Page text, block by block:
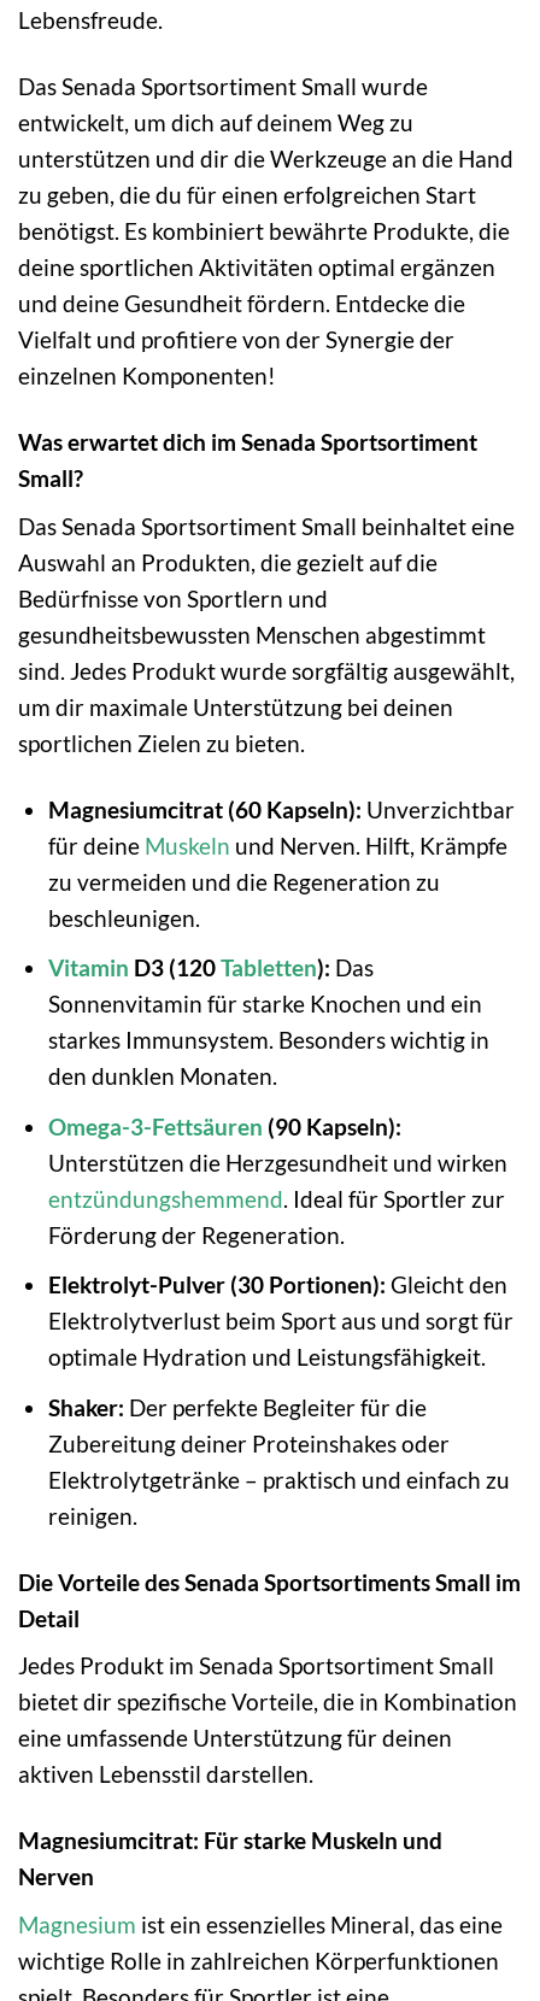
Lebensfreude.
Das Senada Sportsortiment Small wurde
entwickelt, um dich auf deinem Weg zu
unterstützen und dir die Werkzeuge an die Hand
zu geben, die du für einen erfolgreichen Start
benötigst. Es kombiniert bewährte Produkte, die
deine sportlichen Aktivitäten optimal ergänzen
und deine Gesundheit fördern. Entdecke die
Vielfalt und profitiere von der Synergie der
einzelnen Komponenten!
Was erwartet dich im Senada Sportsortiment
Small?
Das Senada Sportsortiment Small beinhaltet eine
Auswahl an Produkten, die gezielt auf die
Bedürfnisse von Sportlern und
gesundheitsbewussten Menschen abgestimmt
sind. Jedes Produkt wurde sorgfältig ausgewählt,
um dir maximale Unterstützung bei deinen
sportlichen Zielen zu bieten.
Magnesiumcitrat (60 Kapseln): Unverzichtbar
für deine Muskeln und Nerven. Hilft, Krämpfe
zu vermeiden und die Regeneration zu
beschleunigen.
Vitamin D3 (120Tabletten): Das
Sonnenvitamin für starke Knochen und ein
starkes Immunsystem. Besonders wichtig in
den dunklen Monaten.
Omega-3-Fettsäuren (90 Kapseln):
Unterstützen die Herzgesundheit und wirken
entzündungshemmend . Ideal für Sportler zur
Förderung der Regeneration.
Elektrolyt-Pulver (30 Portionen): Gleicht den
Elektrolytverlust beim Sport aus und sorgt für
optimale Hydration und Leistungsfähigkeit.
Shaker: Der perfekte Begleiter für die
Zubereitung deiner Proteinshakes oder
Elektrolytgetränke – praktisch und einfach zu
reinigen.
Die Vorteile des Senada Sportsortiments Small im
Detail
Jedes Produkt im Senada Sportsortiment Small
bietet dir spezifische Vorteile, die in Kombination
eine umfassende Unterstützung für deinen
aktiven Lebensstil darstellen.
Magnesiumcitrat: Für starke Muskeln und
Nerven
Magnesium ist ein essenzielles Mineral, das eine
wichtige Rolle in zahlreichen Körperfunktionen